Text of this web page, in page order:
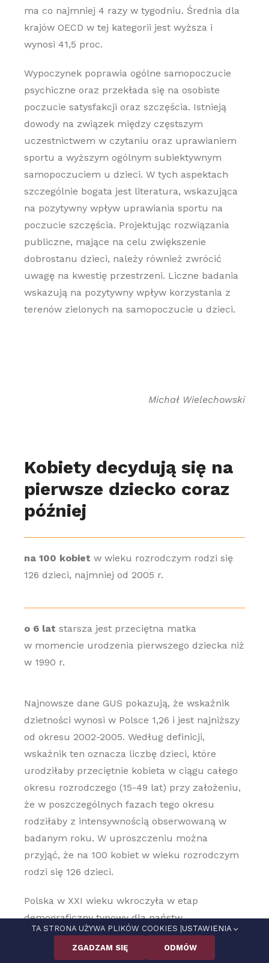
ma co najmniej 4 razy w tygodniu. Średnia dla
krajów OECD w tej kategorii jest wyższa i
wynosi 41,5 proc.
Wypoczynek poprawia ogólne samopoczucie
psychiczne oraz przekłada się na osobiste
poczucie satysfakcji oraz szczęścia. Istnieją
dowody na związek między częstszym
uczestnictwem w czytaniu oraz uprawianiem
sportu a wyższym ogólnym subiektywnym
samopoczuciem u dzieci. W tych aspektach
szczególnie bogata jest literatura, wskazująca
na pozytywny wpływ uprawiania sportu na
poczucie szczęścia. Projektując rozwiązania
publiczne, mające na celu zwiększenie
dobrostanu dzieci, należy również zwrócić
uwagę na kwestię przestrzeni. Liczne badania
wskazują na pozytywny wpływ korzystania z
terenów zielonych na samopoczucie u dzieci.
Michał Wielechowski
Kobiety decydują się na
pierwsze dziecko coraz
później
na 100 kobiet w wieku rozrodczym rodzi się
126 dzieci, najmniej od 2005 r.
o 6 lat starsza jest przeciętna matka
w momencie urodzenia pierwszego dziecka niż
w 1990 r.
Najnowsze dane GUS pokazują, że wskaźnik
dzietności wynosi w Polsce 1,26 i jest najniższy
od okresu 2002-2005. Według definicji,
wskaźnik ten oznacza liczbę dzieci, które
urodziłaby przeciętnie kobieta w ciągu całego
okresu rozrodczego (15-49 lat) przy założeniu,
że w poszczególnych fazach tego okresu
rodziłaby z intensywnością obserwowaną w
badanym roku. W uproszczeniu można
przyjąć, że na 100 kobiet w wieku rozrodczym
rodzi się 126 dzieci.
Polska w XXI wieku wkroczyła w etap
demograficzny typowy dla państw
rozwiniętych, charakteryzujący się niskim
wskaźnikiem dzietności i wysoką oczekiwaną
TA STRONA UŻYWA PLIKÓW COOKIES | USTAWIENIA
ZGADZAM SIĘ ODMÓW